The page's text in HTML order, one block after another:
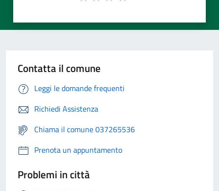
Contatta il comune
Leggi le domande frequenti
Richiedi Assistenza
Chiama il comune 037265536
Prenota un appuntamento
Problemi in città